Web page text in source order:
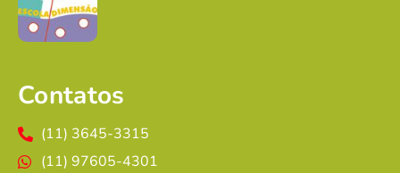
Contatos
(11) 3645-3315
(11) 97605-4301